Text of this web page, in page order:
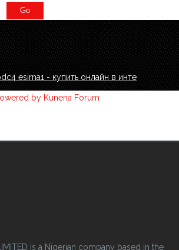
esirna1 - купить онлайн в инте
by Kunena Forum
is a Nigerian company based in the